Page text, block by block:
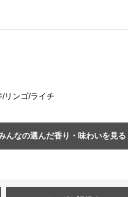
リンゴ/ライチ
んなの選んだ香り・味わいを見る